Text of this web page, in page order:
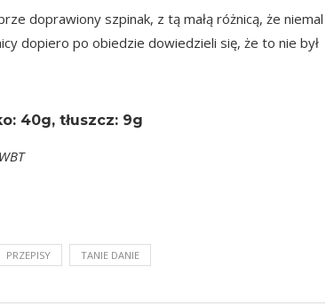
doprawiony szpinak, z tą małą różnicą, że niemal
dopiero po obiedzie dowiedzieli się, że to nie był
40g, tłuszcz: 9g
PRZEPISY TANIE DANIE